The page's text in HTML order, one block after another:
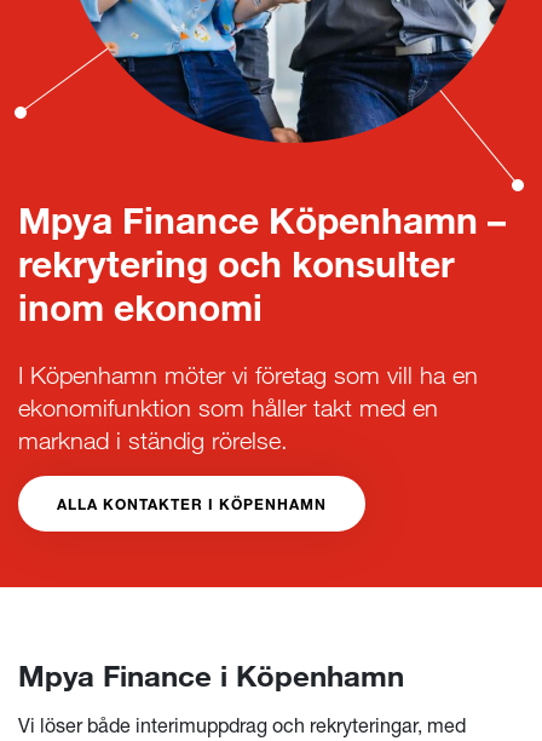
Mpya Finance Köpenhamn –
rekrytering och konsulter
inom ekonomi
I Köpenhamn möter vi företag som vill ha en
ekonomifunktion som håller takt med en
marknad i ständig rörelse.
ALLA KONTAKTER I KÖPENHAMN
Mpya Finance i Köpenhamn
Vi löser både interimuppdrag och rekryteringar, med